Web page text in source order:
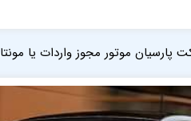
مجوز واردات یا مونتاژ خودرو فیات500